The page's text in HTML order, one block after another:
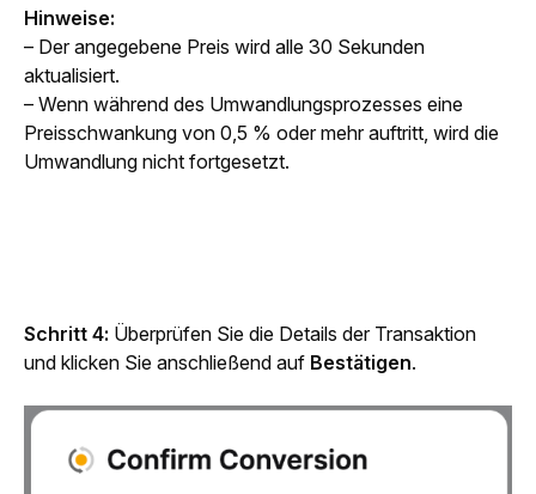
Hinweise:
– Der angegebene Preis wird alle 30 Sekunden
aktualisiert.
– Wenn während des Umwandlungsprozesses eine
Preisschwankung von 0,5 % oder mehr auftritt, wird die
Umwandlung nicht fortgesetzt.
Schritt 4: Überprüfen Sie die Details der Transaktion
und klicken Sie anschließend auf Bestätigen.